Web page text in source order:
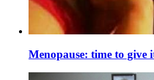
Menopause: time to give